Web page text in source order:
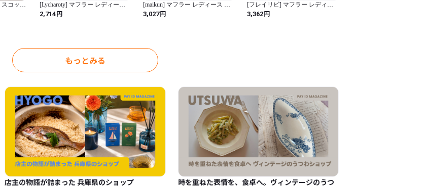
[Lycharoty] マフラー レディース
クリスマスプレゼント 女性 プレ
ゼント 母親 誕生日 女性 50代 ス
2,714円
[maikun] マフラー レディース マ
フラー メンズ 大判 ストール レデ
ィース 父親 誕生 日 プレゼント
3,027円
[フレイリビ] マフラー レディー
ス 大判ストール 厚手 無地 暖かい
結婚式 誕生日 クリスマス プレゼ
3,362円
もっとみる
店主の物語が詰まった 兵庫県のショップ
時を重ねた表情を、食卓へ。ヴィンテージのうつ